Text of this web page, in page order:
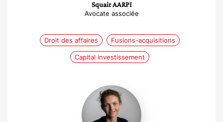
Squair AARPI
Avocate associée
Droit des affaires Fusions-acquisitions
Capital investissement
Florence
Morel